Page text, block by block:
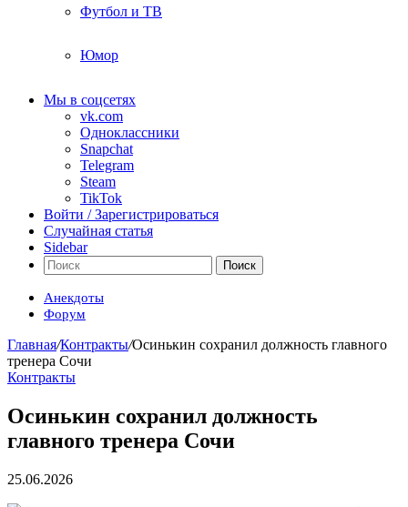
Футбол и ТВ
Юмор
Мы в соцсетях
vk.com
Одноклассники
Snapchat
Telegram
Steam
TikTok
Войти / Зарегистрироваться
Случайная статья
Sidebar
Поиск
Анекдоты
Форум
Главная/Контракты/Осинькин сохранил должность главного
тренера Сочи
Контракты
Осинькин сохранил должность
главного тренера Сочи
25.06.2026